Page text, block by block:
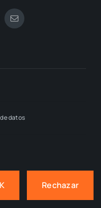
datos
Estrella Millán Sanjuán,
Rechazar